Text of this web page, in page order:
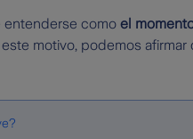
entenderse como el
motivo, podemos